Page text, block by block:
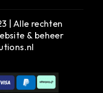
| Alle rechten
& beheer